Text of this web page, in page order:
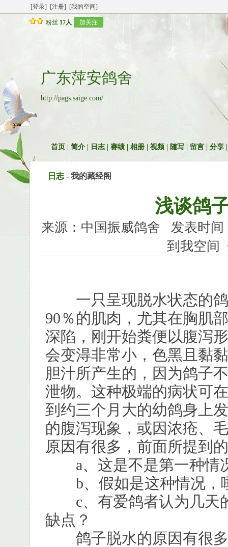
[登录] [注册] [我的空间]
粉丝 17人 加关注
广东萍安鸽舍
http://pags.saige.com/
首页 简介 日志| 赛绩| 相册 视频 随写 留言 分享
日志 - 我的藏经阁
浅谈鸽
来源：中国振威鸽舍 发表时
到我空间
一只呈现脱水状态的鸽
90％的肌肉，尤其在胸肌
深陷，刚开始粪便以腹泻
会变淂非常小，色黑且黏
胆汁所产生的，因为鸽子
泄物。这种极端的病状可
到约三个月大的幼鸽身上
的腹泻现象，或因浓疮、
原因有很多，前面所提到
a、这是不是第一种情
b、假如是这种情况，
c、有爱鸽者认为几天
缺点？
鸽子脱水的原因有很多